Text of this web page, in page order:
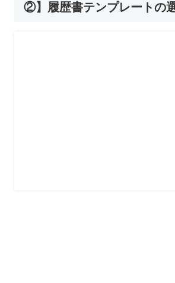
②】履歴書テンプレートの